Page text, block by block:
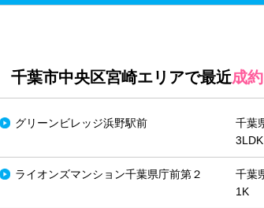
千葉市中央区宮崎エリアで最近成約
グリーンビレッジ浜野駅前
千葉
3LDK
ライオンズマンション千葉県庁前第２
千葉
1K